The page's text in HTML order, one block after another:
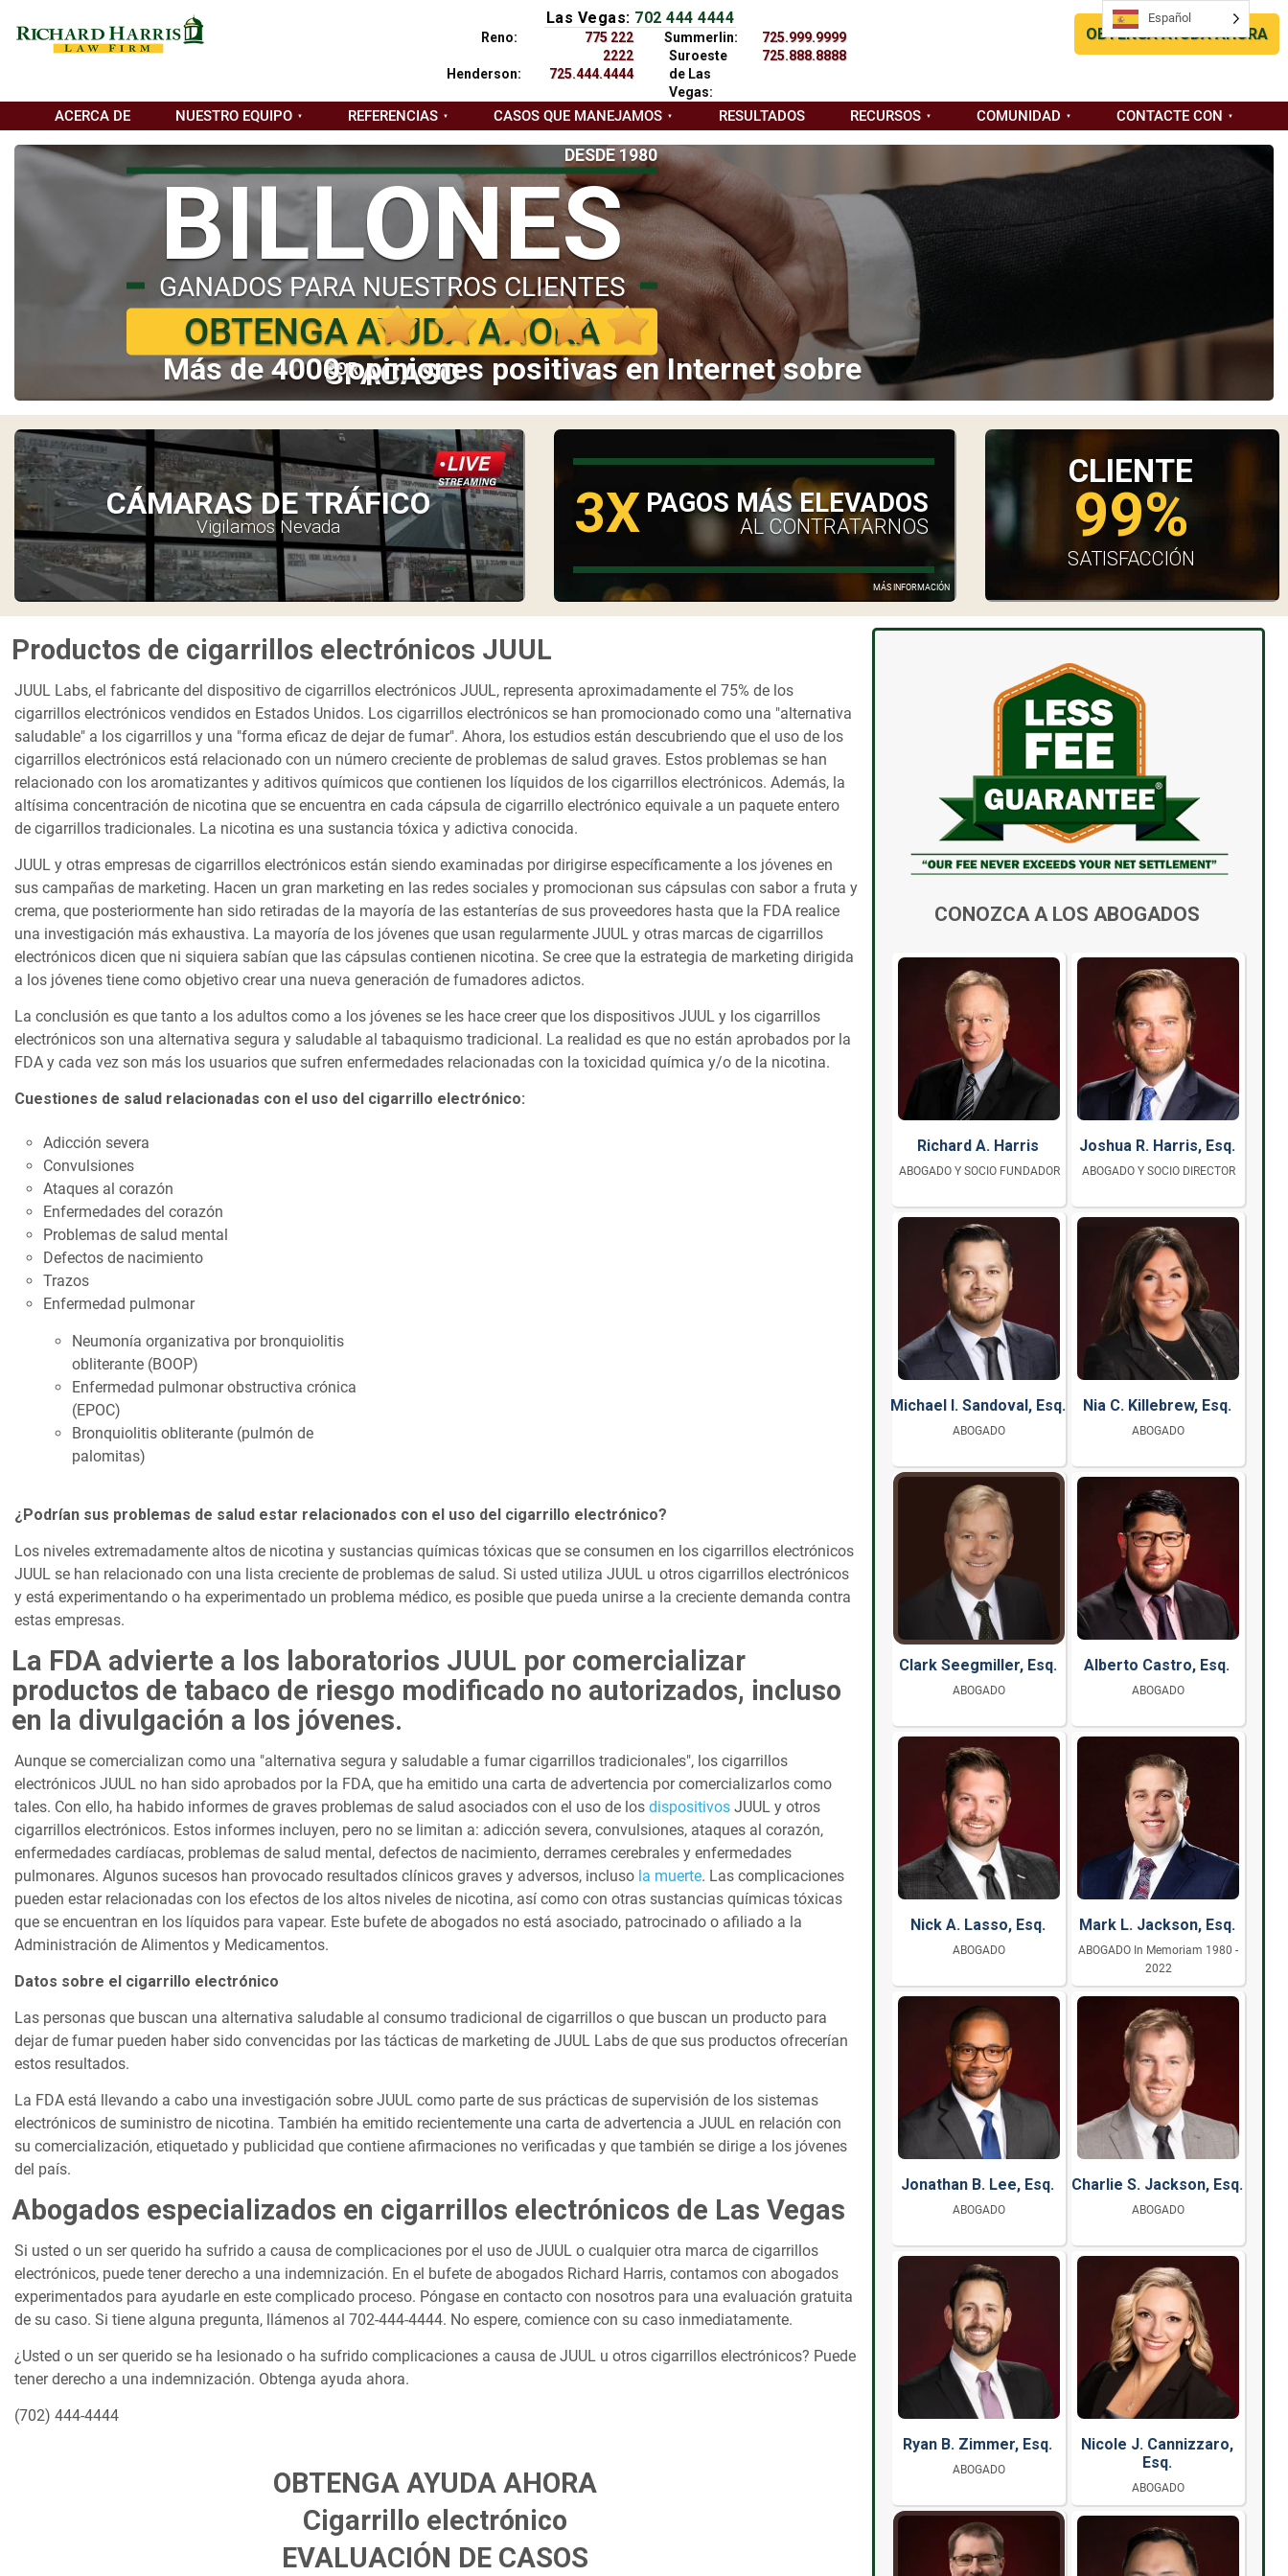
Las Vegas: 702 444 4444
Reno:
775 222
2222
Henderson:
725.444.4444
Summerlin:
725.999.9999
Suroeste
de Las
Vegas:
725.888.8888
OBTENGA AYUDA AHORA
ACERCA DE NUESTRO EQUIPO REFERENCIAS CASOS QUE MANEJAMOS RESULTADOS RECURSOS COMUNIDAD CONTACTE CON
DESDE 1980
BILLONES
GANADOS PARA NUESTROS CLIENTES
OBTENGA AYUDA AHORA
POR
SI ACASO
Más de 4000 opiniones positivas en Internet sobre
CÁMARAS DE TRÁFICO
Vigilamos Nevada
MÁS INFORMACIÓN
3X PAGOS MÁS ELEVADOS
AL CONTRATARNOS
CLIENTE
99%
SATISFACCIÓN
Productos de cigarrillos electrónicos JUUL
JUUL Labs, el fabricante del dispositivo de cigarrillos electrónicos JUUL, representa aproximadamente el 75% de los
cigarrillos electrónicos vendidos en Estados Unidos. Los cigarrillos electrónicos se han promocionado como una "alternativa
saludable" a los cigarrillos y una "forma eficaz de dejar de fumar". Ahora, los estudios están descubriendo que el uso de los
cigarrillos electrónicos está relacionado con un número creciente de problemas de salud graves. Estos problemas se han
relacionado con los aromatizantes y aditivos químicos que contienen los líquidos de los cigarrillos electrónicos. Además, la
altísima concentración de nicotina que se encuentra en cada cápsula de cigarrillo electrónico equivale a un paquete entero
de cigarrillos tradicionales. La nicotina es una sustancia tóxica y adictiva conocida.
JUUL y otras empresas de cigarrillos electrónicos están siendo examinadas por dirigirse específicamente a los jóvenes en
sus campañas de marketing. Hacen un gran marketing en las redes sociales y promocionan sus cápsulas con sabor a fruta y
crema, que posteriormente han sido retiradas de la mayoría de las estanterías de sus proveedores hasta que la FDA realice
una investigación más exhaustiva. La mayoría de los jóvenes que usan regularmente JUUL y otras marcas de cigarrillos
electrónicos dicen que ni siquiera sabían que las cápsulas contienen nicotina. Se cree que la estrategia de marketing dirigida
a los jóvenes tiene como objetivo crear una nueva generación de fumadores adictos.
La conclusión es que tanto a los adultos como a los jóvenes se les hace creer que los dispositivos JUUL y los cigarrillos
electrónicos son una alternativa segura y saludable al tabaquismo tradicional. La realidad es que no están aprobados por la
FDA y cada vez son más los usuarios que sufren enfermedades relacionadas con la toxicidad química y/o de la nicotina.
Cuestiones de salud relacionadas con el uso del cigarrillo electrónico:
Adicción severa
Convulsiones
Ataques al corazón
Enfermedades del corazón
Problemas de salud mental
Defectos de nacimiento
Trazos
Enfermedad pulmonar
Neumonía organizativa por bronquiolitis
obliterante (BOOP)
Enfermedad pulmonar obstructiva crónica
(EPOC)
Bronquiolitis obliterante (pulmón de
palomitas)
¿Podrían sus problemas de salud estar relacionados con el uso del cigarrillo electrónico?
Los niveles extremadamente altos de nicotina y sustancias químicas tóxicas que se consumen en los cigarrillos electrónicos
JUUL se han relacionado con una lista creciente de problemas de salud. Si usted utiliza JUUL u otros cigarrillos electrónicos
y está experimentando o ha experimentado un problema médico, es posible que pueda unirse a la creciente demanda contra
estas empresas.
La FDA advierte a los laboratorios JUUL por comercializar
productos de tabaco de riesgo modificado no autorizados, incluso
en la divulgación a los jóvenes.
Aunque se comercializan como una "alternativa segura y saludable a fumar cigarrillos tradicionales", los cigarrillos
electrónicos JUUL no han sido aprobados por la FDA, que ha emitido una carta de advertencia por comercializarlos como
tales. Con ello, ha habido informes de graves problemas de salud asociados con el uso de los dispositivos JUUL y otros
cigarrillos electrónicos. Estos informes incluyen, pero no se limitan a: adicción severa, convulsiones, ataques al corazón,
enfermedades cardíacas, problemas de salud mental, defectos de nacimiento, derrames cerebrales y enfermedades
pulmonares. Algunos sucesos han provocado resultados clínicos graves y adversos, incluso la muerte. Las complicaciones
pueden estar relacionadas con los efectos de los altos niveles de nicotina, así como con otras sustancias químicas tóxicas
que se encuentran en los líquidos para vapear. Este bufete de abogados no está asociado, patrocinado o afiliado a la
Administración de Alimentos y Medicamentos.
Datos sobre el cigarrillo electrónico
Las personas que buscan una alternativa saludable al consumo tradicional de cigarrillos o que buscan un producto para
dejar de fumar pueden haber sido convencidas por las tácticas de marketing de JUUL Labs de que sus productos ofrecerían
estos resultados.
La FDA está llevando a cabo una investigación sobre JUUL como parte de sus prácticas de supervisión de los sistemas
electrónicos de suministro de nicotina. También ha emitido recientemente una carta de advertencia a JUUL en relación con
su comercialización, etiquetado y publicidad que contiene afirmaciones no verificadas y que también se dirige a los jóvenes
del país.
Abogados especializados en cigarrillos electrónicos de Las Vegas
Si usted o un ser querido ha sufrido a causa de complicaciones por el uso de JUUL o cualquier otra marca de cigarrillos
electrónicos, puede tener derecho a una indemnización. En el bufete de abogados Richard Harris, contamos con abogados
experimentados para ayudarle en este complicado proceso. Póngase en contacto con nosotros para una evaluación gratuita
de su caso. Si tiene alguna pregunta, llámenos al 702-444-4444. No espere, comience con su caso inmediatamente.
¿Usted o un ser querido se ha lesionado o ha sufrido complicaciones a causa de JUUL u otros cigarrillos electrónicos? Puede
tener derecho a una indemnización. Obtenga ayuda ahora.
(702) 444-4444
OBTENGA AYUDA AHORA
Cigarrillo electrónico
EVALUACIÓN DE CASOS
CONOZCA A LOS ABOGADOS
Richard A. Harris
ABOGADO Y SOCIO FUNDADOR
Joshua R. Harris, Esq.
ABOGADO Y SOCIO DIRECTOR
Michael I. Sandoval, Esq.
ABOGADO
Nia C. Killebrew, Esq.
ABOGADO
Clark Seegmiller, Esq.
ABOGADO
Alberto Castro, Esq.
ABOGADO
Nick A. Lasso, Esq.
ABOGADO
Mark L. Jackson, Esq.
ABOGADO In Memoriam 1980 -
2022
Jonathan B. Lee, Esq.
ABOGADO
Charlie S. Jackson, Esq.
ABOGADO
Ryan B. Zimmer, Esq.
ABOGADO
Nicole J. Cannizzaro,
Esq.
ABOGADO
Español